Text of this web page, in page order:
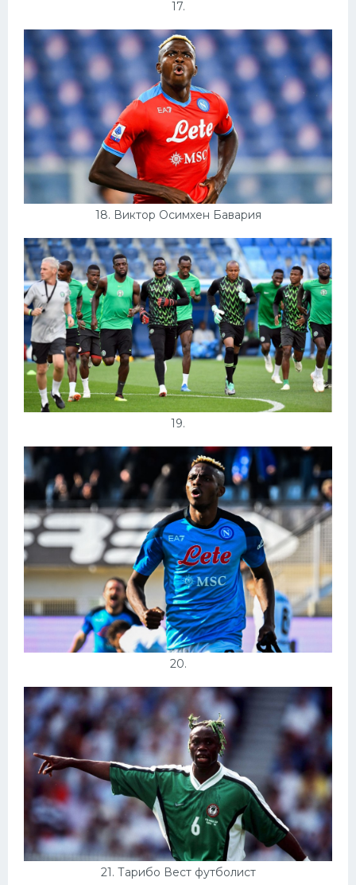
17.
18. Виктор Осимхен Бавария
19.
20.
21. Тарибо Вест футболист